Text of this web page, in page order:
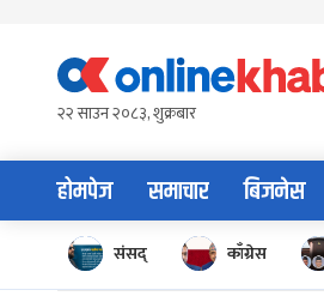
content२२ साउन २०८३, शुक्रबार
होमपेज समाचार बिजनेस
संसद् काँग्रेस